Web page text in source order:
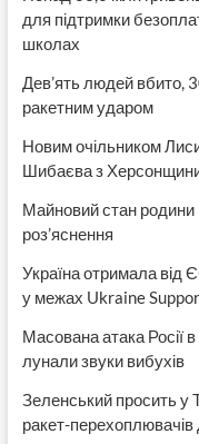
для підтримки
школах
Дев’ять людей вбито,
ракетним ударом
Новим очільником
Шибаєва з Херсонщини.
Майновий стан
роз’яснення
Україна отримала
у межах Ukraine
Масована атака Росії
лунали звуки вибухів
Зеленський просить у
ракет-